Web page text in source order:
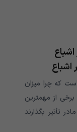
که چرا میزان
از مهمترین
تأثیر بگذارند